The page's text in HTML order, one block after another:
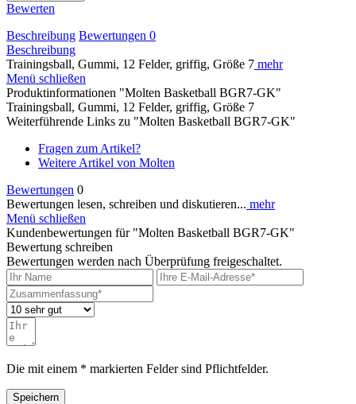
Bewerten
Beschreibung Bewertungen 0
Beschreibung
Trainingsball, Gummi, 12 Felder, griffig, Größe 7 mehr
Menü schließen
Produktinformationen "Molten Basketball BGR7-GK"
Trainingsball, Gummi, 12 Felder, griffig, Größe 7
Weiterführende Links zu "Molten Basketball BGR7-GK"
Fragen zum Artikel?
Weitere Artikel von Molten
Bewertungen 0
Bewertungen lesen, schreiben und diskutieren... mehr
Menü schließen
Kundenbewertungen für "Molten Basketball BGR7-GK"
Bewertung schreiben
Bewertungen werden nach Überprüfung freigeschaltet.
Die mit einem * markierten Felder sind Pflichtfelder.
Speichern